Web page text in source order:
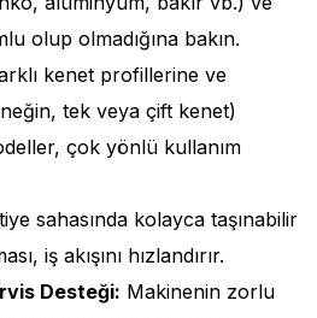
olup olmadığına bakın.
kenet profillerine ve
tek veya çift kenet)
çok yönlü kullanım
sahasında kolayca taşınabilir
iş akışını hızlandırır.
Desteği: Makinenin zorlu